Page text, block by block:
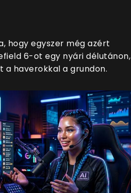
hogy egyszer még azért
6-ot egy nyári délutánon,
a haverokkal a grundon.